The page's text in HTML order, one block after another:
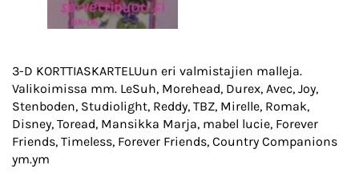
3-D KORTTIASKARTELUun eri valmistajien malleja.
Valikoimissa mm. LeSuh, Morehead, Durex, Avec, Joy,
Stenboden, Studiolight, Reddy, TBZ, Mirelle, Romak,
Disney, Toread, Mansikka Marja, mabel lucie, Forever
Friends, Timeless, Forever Friends, Country Companions
ym.ym